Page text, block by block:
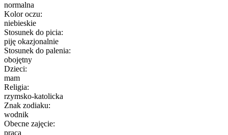
normalna
Kolor oczu:
niebieskie
Stosunek do picia:
piję okazjonalnie
Stosunek do palenia:
obojętny
Dzieci:
mam
Religia:
rzymsko-katolicka
Znak zodiaku:
wodnik
Obecne zajęcie:
praca